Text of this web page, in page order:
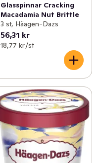
Glasspinnar Cracking
Macadamia Nut Brittle
3 st, Häagen-Dazs
56,31 kr
18,77 kr /st